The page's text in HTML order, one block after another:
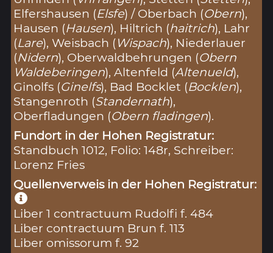
Elfershausen (Elsfe) / Oberbach (Obern),
Hausen (Hausen), Hiltrich (haitrich), Lahr
(Lare), Weisbach (Wispach), Niederlauer
(Nidern), Oberwaldbehrungen (Obern
Waldeberingen), Altenfeld (Altenueld),
Ginolfs (Ginelfs), Bad Bocklet (Bocklen),
Stangenroth (Standernath),
Oberfladungen (Obern fladingen).
Fundort in der Hohen Registratur:
Standbuch 1012, Folio: 148r, Schreiber:
Lorenz Fries
Quellenverweis in der Hohen Registratur:
Liber 1 contractuum Rudolfi f. 484
Liber contractuum Brun f. 113
Liber omissorum f. 92